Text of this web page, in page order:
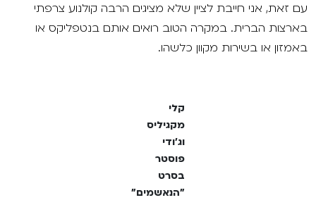
עם זאת, אני חייבת לציין שלא מציגים הרבה קולנוע צרפתי
בארצות הברית. במקרה הטוב רואים אותם בנטפליקס או
באמזון או בשירות מקוון כלשהו.
קלי
מקגיליס
וג'ודי
פוסטר
בסרט
"הנאשמים"